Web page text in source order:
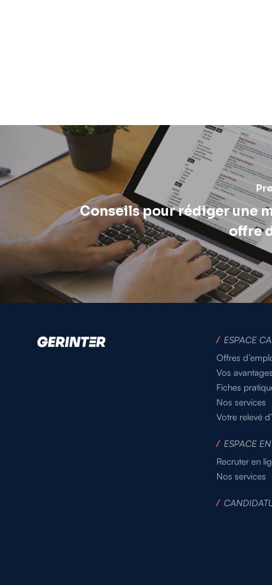
Conseils pour rédiger une
offre
/ ESPACE
Offres
Vos avantages
Fiches
Nos services
Votre relevé
/ ESPACE
Recruter en
Nos services
/